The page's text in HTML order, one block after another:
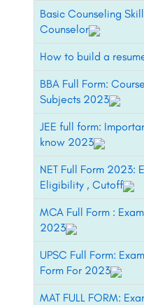
Basic Counseling
Counselor
How to build a
BBA Full Form:
Subjects 2023
JEE full form:
know 2023
NET Full Form 2023:
Eligibility , Cutoff
MCA Full Form :
2023
UPSC Full Form:
Form For 2023
MAT FULL FORM: